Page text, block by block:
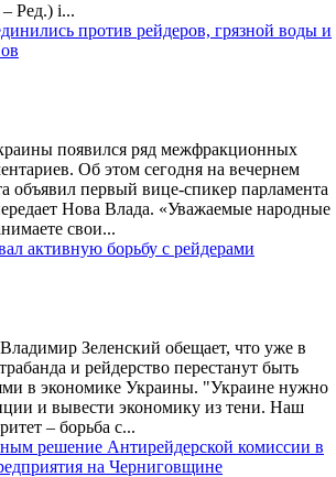
Ред.) і...
против рейдеров, грязной воды и
появился ряд межфракционных
Об этом сегодня на вечернем
объявил первый вице-спикер парламента
Нова Влада. «Уважаемые народные
свои...
активную борьбу с рейдерами
Зеленский обещает, что уже в
и рейдерство перестанут быть
в экономике Украины. "Украине нужно
и вывести экономику из тени. Наш
– борьба с...
решение Антирейдерской комиссии в
на Черниговщине